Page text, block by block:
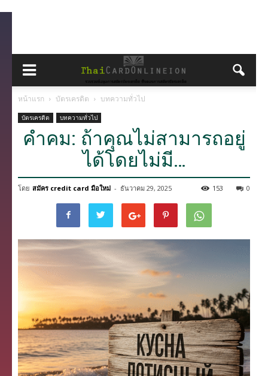
หน้าแรก บัตรเครดิต บทความทั่วไป
บัตรเครดิต บทความทั่วไป
คำคม: ถ้าคุณไม่สามารถอยู่
ได้โดยไม่มี…
โดย สมัคร credit card มือใหม่ - ธันวาคม 29, 2025 0
153